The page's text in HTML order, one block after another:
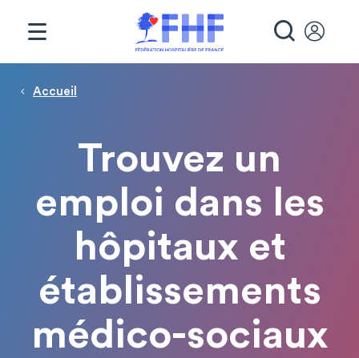
Page d'accueil
Fil d'Ariane
Accueil
Trouvez un
emploi dans les
hôpitaux et
établissements
médico-sociaux
Panneau de gestion des cookies